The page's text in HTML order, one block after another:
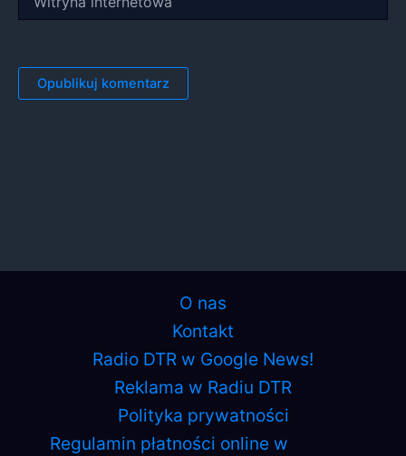
internetowa
O nas
Kontakt
Radio DTR w Google News!
Reklama w Radiu DTR
Polityka prywatności
Regulamin płatności online w